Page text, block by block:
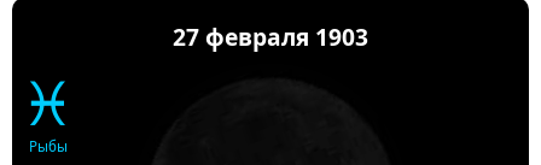
27 февраля 1903
♓
Рыбы